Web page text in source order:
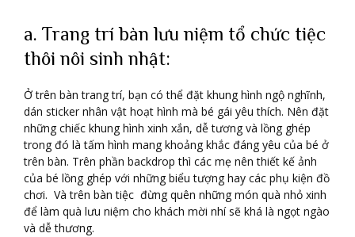
a. Trang trí bàn lưu niệm tổ chức tiệc
thôi nôi sinh nhật:
Ở trên bàn trang trí, bạn có thể đặt khung hình ngộ nghĩnh,
dán sticker nhân vật hoạt hình mà bé gái yêu thích. Nên đặt
những chiếc khung hình xinh xắn, dễ tương và lồng ghép
trong đó là tấm hình mang khoảng khắc đáng yêu của bé ở
trên bàn. Trên phần backdrop thì các mẹ nên thiết kế ảnh
của bé lồng ghép với những biểu tượng hay các phụ kiện đồ
chơi. Và trên bàn tiệc đừng quên những món quà nhỏ xinh
để làm quà lưu niệm cho khách mời nhí sẽ khá là ngọt ngào
và dễ thương.